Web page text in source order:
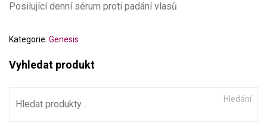
Posilující denní sérum proti padání vlasů
Kategorie: Genesis
Vyhledat produkt
Hledání